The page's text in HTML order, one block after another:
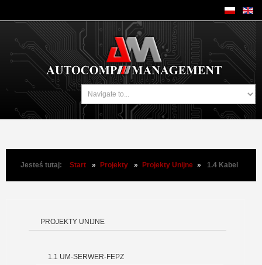
Jesteś tutaj: Start » Projekty » Projekty Unijne » 1.4 Kabel
PROJEKTY UNIJNE
1.1 UM-SERWER-FEPZ